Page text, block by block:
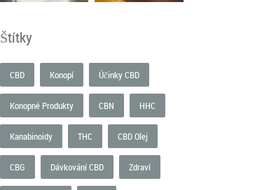
Štítky
CBD Konopí Účinky CBD
Konopné Produkty CBN HHC
Kanabinoidy THC CBD Olej
CBG Dávkování CBD Zdraví